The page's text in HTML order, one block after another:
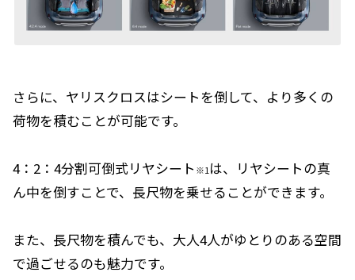
さらに、ヤリスクロスはシートを倒して、より多くの
荷物を積むことが可能です。
4：2：4分割可倒式リヤシート ※1は、リヤシートの真
ん中を倒すことで、長尺物を乗せることができます。
また、長尺物を積んでも、大人4人がゆとりのある空間
で過ごせるのも魅力です。